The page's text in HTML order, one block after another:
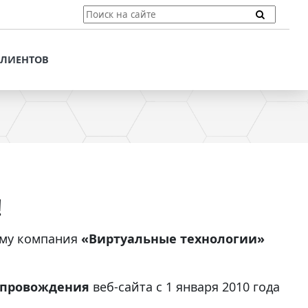
ПОДДЕРЖКА КЛИЕНТОВ
VT-CMF. СПРАВОЧНАЯ
КЛИЕНТОВ
компания «Виртуальные технологии»
веб-сайта с 1 января 2010 года